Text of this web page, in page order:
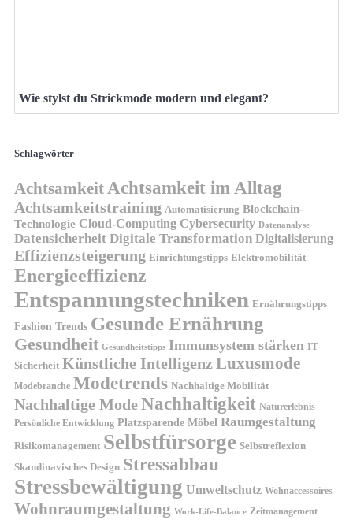
Wie stylst du Strickmode modern und elegant?
Schlagwörter
AchtsamkeitAchtsamkeit im Alltag
Achtsamkeitstraining Automatisierung Blockchain-
Technologie Cloud-Computing Cybersecurity Datenanalyse
Datensicherheit Digitale Transformation Digitalisierung
Effizienzsteigerung Einrichtungstipps Elektromobilität
Energieeffizienz
Entspannungstechniken Ernährungstipps
Fashion Trends Gesunde Ernährung
Gesundheit Gesundheitstipps Immunsystem stärken IT-
Sicherheit Künstliche IntelligenzLuxusmode
Modebranche Modetrends Nachhaltige Mobilität
Nachhaltige ModeNachhaltigkeit Naturerlebnis
Persönliche Entwicklung Platzsparende Möbel Raumgestaltung
Risikomanagement Selbstfürsorge Selbstreflexion
Skandinavisches Design Stressabbau
Stressbewältigung Umweltschutz Wohnaccessoires
Wohnraumgestaltung Work-Life-Balance Zeitmanagement